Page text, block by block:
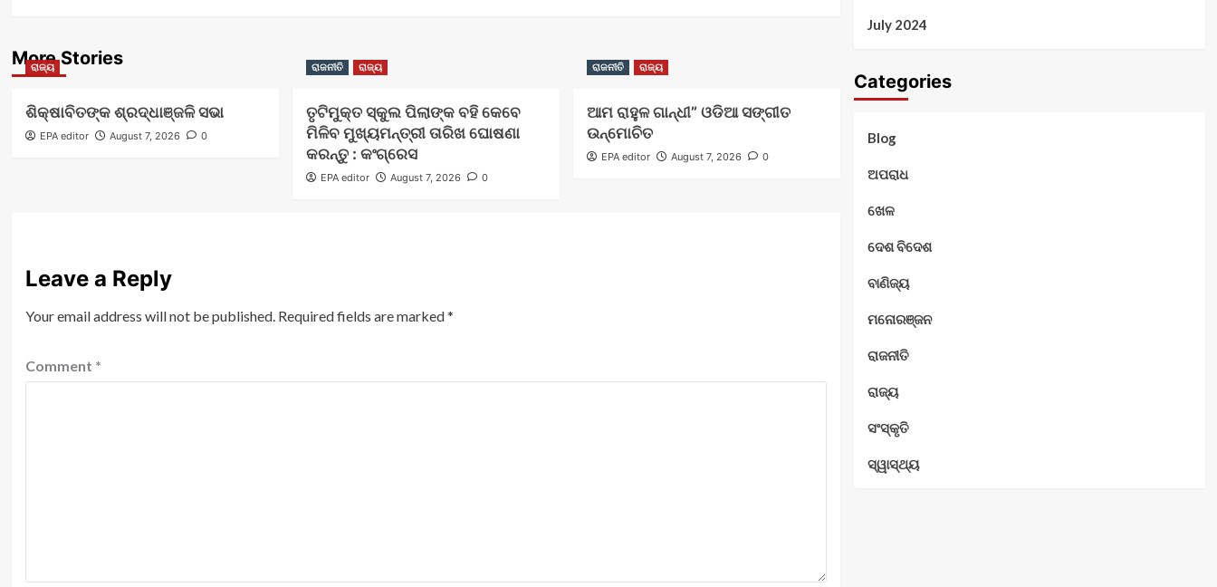
More Stories
ରାଜ୍ୟ
ଶିକ୍ଷାବିତଙ୍କ ଶ୍ରଦ୍ଧାଞ୍ଜଳି ସଭା
EPA editor August 7, 2026 0
ରାଜନୀତି ରାଜ୍ୟ
ତୃଟିମୁକ୍ତ ସ୍କୁଲ ପିଲାଙ୍କ ବହି କେବେ
ମିଳିବ ମୁଖ୍ୟମନ୍ତ୍ରୀ ତାରିଖ ଘୋଷଣା
କରନ୍ତୁ : କଂଗ୍ରେସ
EPA editor August 7, 2026 0
ରାଜନୀତି ରାଜ୍ୟ
ଆମ ରାହୁଳ ଗାନ୍ଧୀ” ଓଡିଆ ସଙ୍ଗୀତ
ଉନ୍ମୋଚିତ
EPA editor August 7, 2026 0
Leave a Reply
Your email address will not be published. Required fields are marked*
Comment *
July 2024
Categories
Blog
ଅପରାଧ
ଖେଳ
ଦେଶ ବିଦେଶ
ବାଣିଜ୍ୟ
ମନୋରଞ୍ଜନ
ରାଜନୀତି
ରାଜ୍ୟ
ସଂସ୍କୃତି
ସ୍ୱାସ୍ଥ୍ୟ